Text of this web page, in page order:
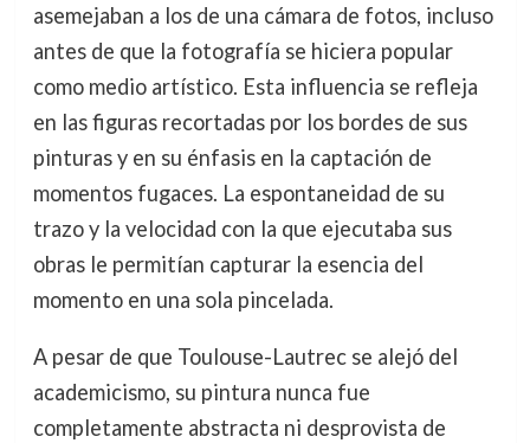
asemejaban a los de una cámara de fotos, incluso
antes de que la fotografía se hiciera popular
como medio artístico. Esta influencia se refleja
en las figuras recortadas por los bordes de sus
pinturas y en su énfasis en la captación de
momentos fugaces. La espontaneidad de su
trazo y la velocidad con la que ejecutaba sus
obras le permitían capturar la esencia del
momento en una sola pincelada.
A pesar de que Toulouse-Lautrec se alejó del
academicismo, su pintura nunca fue
completamente abstracta ni desprovista de